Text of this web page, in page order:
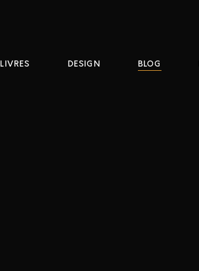
LIVRES DESIGN BLOG